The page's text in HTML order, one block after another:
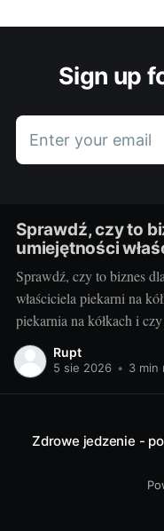
Sign up
Enter your email
Sprawdź, czy to
umiejętności
Sprawdź, czy to biznes
właściciela piekarni na
piekarnia na kółkach i
świeżych bułek o świcie
klapę auta – za to kocha
Rupt
5 sie 2026 • 3 min
Zdrowe jedzenie -